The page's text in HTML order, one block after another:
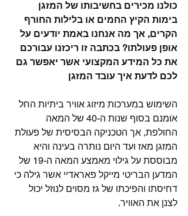
כולנו מכירים בחשיבותו של המזגן
בימות הקיץ החמים או בלילות החורף
הקרים, אך מה אנחנו באמת יודעים על
אופן פעולתו? בכתבה זו ריכזנו עבורכם
את כל המידע המקצועי אשר יאפשר גם
לכם לדעת איך עובד המזגן
השימוש במערכות מיזוג אוויר ביתיות החל
אומנם בסוף שנות ה-40 של המאה
החולפת, אך הטכניקה הבסיסית של פעולת
המזגן מאז ועד היום נותרה בעינה והיא
מבוססת על גילוי מאמצע המאה ה-19 של
המדען הבריטי מייקל פאראדיי אשר גילה כי
דחיסתו והפיכתו של גז מסוים לנוזל יכול
לצנן את האוויר.